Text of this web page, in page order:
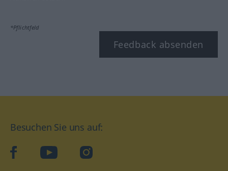
*Pflichtfeld
Feedback absenden
Besuchen Sie uns auf:
facebookYouTube Instagram